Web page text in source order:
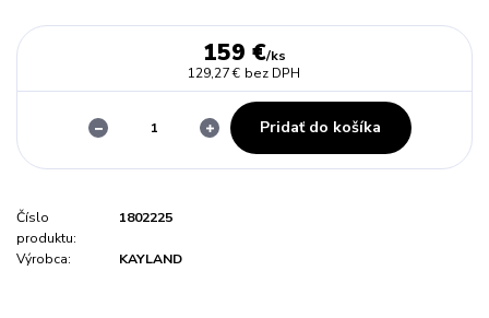
159 €/ks
129,27 € bez DPH
Pridať do košíka
Číslo
produktu:
1802225
Výrobca: KAYLAND